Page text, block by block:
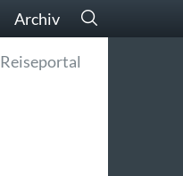
Archiv
Reiseportal